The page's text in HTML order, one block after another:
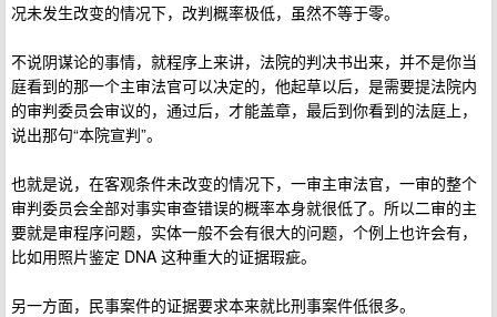
况未发生改变的情况下，改判概率极低，虽然不等于零。
不说阴谋论的事情，就程序上来讲，法院的判决书出来，并不是你当
庭看到的那一个主审法官可以决定的，他起草以后，是需要提法院内
的审判委员会审议的，通过后，才能盖章，最后到你看到的法庭上，
说出那句“本院宣判”。
也就是说，在客观条件未改变的情况下，一审主审法官，一审的整个
审判委员会全部对事实审查错误的概率本身就很低了。所以二审的主
要就是审程序问题，实体一般不会有很大的问题，个例上也许会有，
比如用照片鉴定 DNA 这种重大的证据瑕疵。
另一方面，民事案件的证据要求本来就比刑事案件低很多。